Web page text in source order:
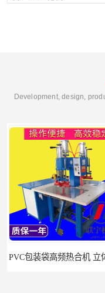
Development, design,